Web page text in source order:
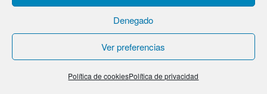
Denegado
Ver preferencias
Política de cookiesPolítica de privacidad